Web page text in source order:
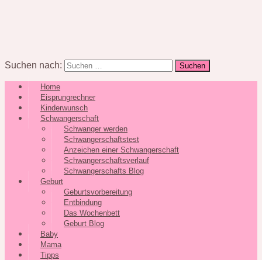
Suchen nach:
Home
Eisprungrechner
Kinderwunsch
Schwangerschaft
Schwanger werden
Schwangerschaftstest
Anzeichen einer Schwangerschaft
Schwangerschaftsverlauf
Schwangerschafts Blog
Geburt
Geburtsvorbereitung
Entbindung
Das Wochenbett
Geburt Blog
Baby
Mama
Tipps